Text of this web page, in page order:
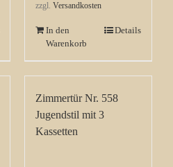
zzgl. Versandkosten
In den
Warenkorb
Details
Zimmertür Nr. 558
Jugendstil mit 3
Kassetten